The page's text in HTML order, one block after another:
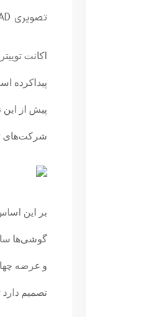
تصویری CAD از آیفون 12 و دیگر محصولات مشابه آن را منتشر کرده است.
پیداکرده
پیش از
شرکت‌های
گوشی‌ها
تصمیم دارد تا